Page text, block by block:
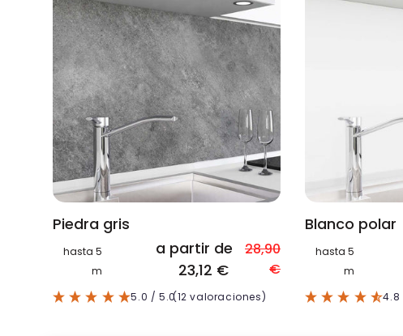
Piedra gris
hasta 5
m
a partir de
23,12 €
28,90
€
5.0 / 5.0(12 valoraciones)
Blanco polar
hasta 5
m
4.8